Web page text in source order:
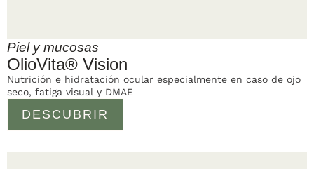
Piel y mucosas
OlioVita® Vision
DESCUBRIR
Nutrición e hidratación ocular especialmente en caso de ojo
seco, fatiga visual y DMAE